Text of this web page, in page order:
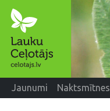
Jaunumi Naktsmītnes